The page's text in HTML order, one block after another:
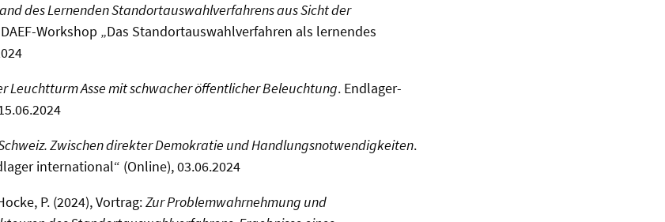
des Lernenden Standortauswahlverfahrens aus Sicht der
Workshop „Das Standortauswahlverfahren als lernendes
Leuchtturm Asse mit schwacher öffentlicher Beleuchtung. Endlager-
Zwischen direkter Demokratie und Handlungsnotwendigkeiten.
international“ (Online), 03.06.2024
P. (2024), Vortrag:Zur Problemwahrnehmung und